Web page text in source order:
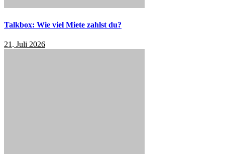
Talkbox: Wie viel Miete zahlst du?
21. Juli 2026